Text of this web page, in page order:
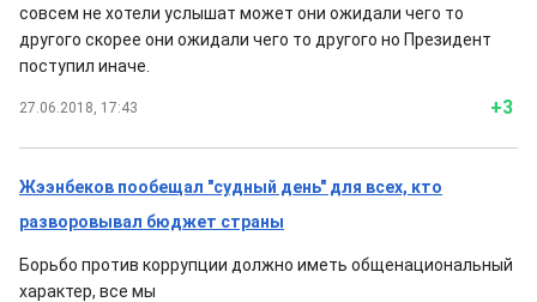
совсем не хотели услышат может они ожидали чего то
другого скорее они ожидали чего то другого но Президент
поступил иначе.
27.06.2018, 17:43 +3
Жээнбеков пообещал "судный день" для всех, кто
разворовывал бюджет страны
Борьбо против коррупции должно иметь общенациональный
характер, все мы